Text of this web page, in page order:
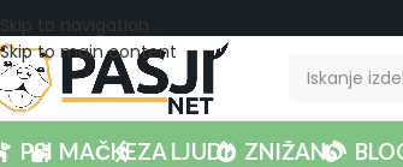
Skip to navigation
Skip to main content
PSI MAČKEZA LJUDI ZNIŽANO